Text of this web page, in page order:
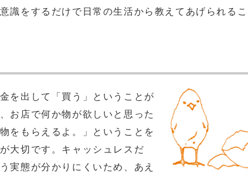
識をするだけで日常の生活から教えてあげられるこ
を出して「買う」ということが
お店で何か物が欲しいと思った
をもらえるよ。」ということを
大切です。キャッシュレスだ
実態が分かりにくいため、あえ